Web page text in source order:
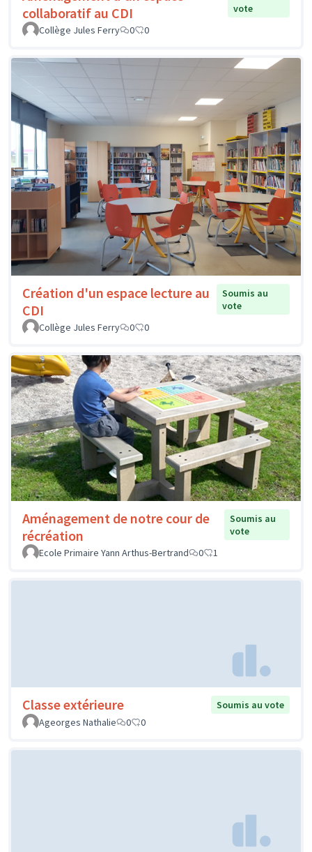
collaboratif au CDI
vote
Collège Jules Ferry
0 0
Création d'un espace lecture au
CDI
Soumis au
vote
Collège Jules Ferry
0 0
Aménagement de notre cour de
récréation
Soumis au
vote
Ecole Primaire Yann Arthus-Bertrand
0 1
Classe extérieure
Soumis au vote
Ageorges Nathalie
0 0